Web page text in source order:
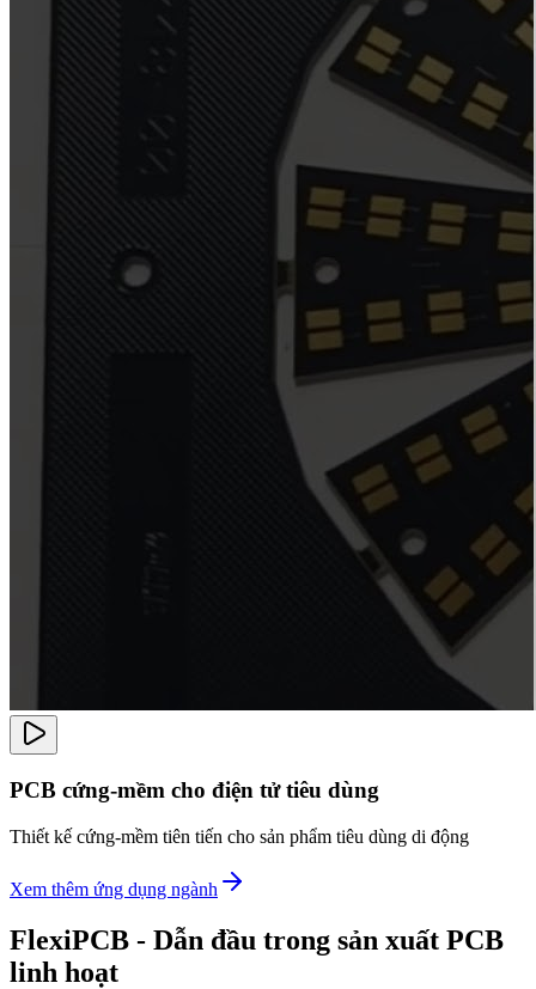
PCB cứng-mềm cho điện tử tiêu dùng
Thiết kế cứng-mềm tiên tiến cho sản phẩm tiêu dùng di động
Xem thêm ứng dụng ngành
FlexiPCB - Dẫn đầu trong sản xuất PCB
linh hoạt